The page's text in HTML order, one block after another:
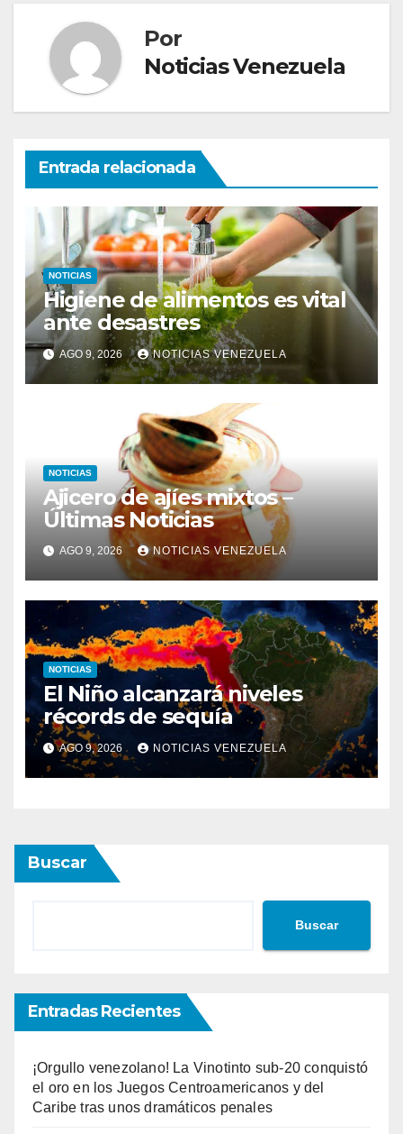
Por
Noticias Venezuela
Entrada relacionada
NOTICIAS
Higiene de alimentos es vital
ante desastres
AGO 9, 2026 NOTICIAS VENEZUELA
NOTICIAS
Ajicero de ajíes mixtos –
Últimas Noticias
AGO 9, 2026 NOTICIAS VENEZUELA
NOTICIAS
El Niño alcanzará niveles
récords de sequía
AGO 9, 2026 NOTICIAS VENEZUELA
Buscar
Buscar
Entradas Recientes
¡Orgullo venezolano! La Vinotinto sub-20 conquistó
el oro en los Juegos Centroamericanos y del
Caribe tras unos dramáticos penales